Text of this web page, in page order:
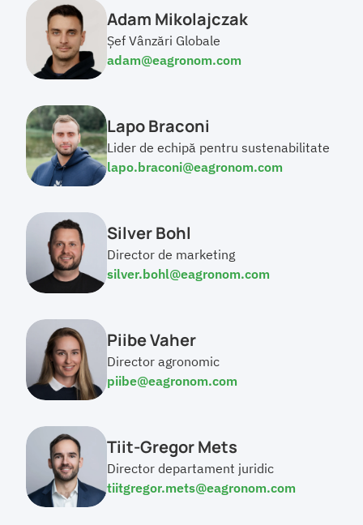
Adam Mikolajczak
Șef Vânzări Globale
adam@eagronom.com
Lapo Braconi
Lider de echipă pentru sustenabilitate
lapo.braconi@eagronom.com
Silver Bohl
Director de marketing
silver.bohl@eagronom.com
Piibe Vaher
Director agronomic
piibe@eagronom.com
Tiit-Gregor Mets
Director departament juridic
tiitgregor.mets@eagronom.com